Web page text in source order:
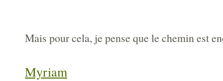
Mais pour cela, je pense que le chemin est
Myriam